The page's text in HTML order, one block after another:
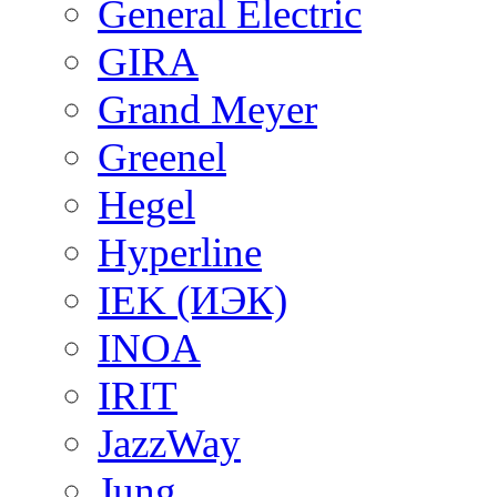
General Electric
GIRA
Grand Meyer
Greenel
Hegel
Hyperline
IEK (ИЭК)
INOA
IRIT
JazzWay